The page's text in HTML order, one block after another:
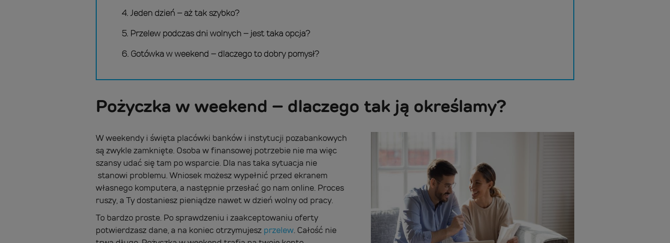
4. Jeden dzień – aż tak szybko?
5. Przelew podczas dni wolnych – jest taka opcja?
6. Gotówka w weekend – dlaczego to dobry pomysł?
Pożyczka w weekend – dlaczego tak ją określamy?
W weekendy i święta placówki banków i instytucji pozabankowych
są zwykle zamknięte. Osoba w finansowej potrzebie nie ma więc
szansy udać się tam po wsparcie. Dla nas taka sytuacja nie
stanowi problemu. Wniosek możesz wypełnić przed ekranem
własnego komputera, a następnie przesłać go nam online. Proces
ruszy, a Ty dostaniesz pieniądze nawet w dzień wolny od pracy.
To bardzo proste. Po sprawdzeniu i zaakceptowaniu oferty
potwierdzasz dane, a na koniec otrzymujesz przelew. Całość nie